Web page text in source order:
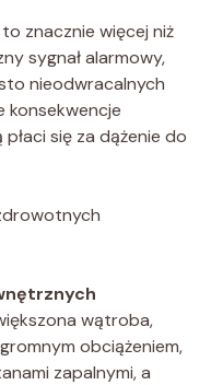
znacznie więcej niż
sygnał alarmowy,
nieodwracalnych
konsekwencje
się za dążenie do
wątroba,
obciążeniem,
zapalnymi, a